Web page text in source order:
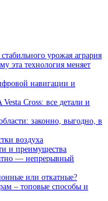
урожая агрария
эта технология меняет
навигации и
Cross: все детали и
законно, выгодно, в
воздуха
и преимущества
— непрерывный
или откатные?
– топовые способы и